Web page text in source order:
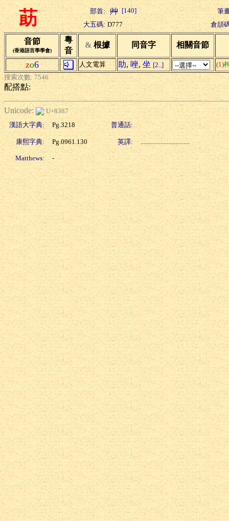
莇 部首: [140]
筆
大五碼: D777 倉頡
音節
(香港語言學學會)
粵
音
& 根據 同音字 相關音節
zo6 人文電算 助, 唑, 坐 [2..] (1)
搜索次數: 7546
配搭點:
Unicode:
U+8387
漢語大字典:
Pg.3218 普通話:
康熙字典: Pg.0961.130 英譯: ................................
Matthews: -